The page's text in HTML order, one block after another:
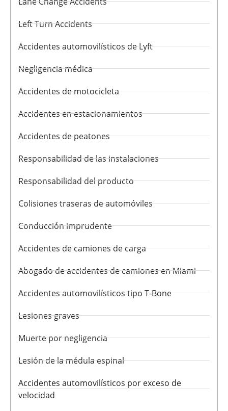
Left Turn Accidents
Accidentes automovilísticos de Lyft
Negligencia médica
Accidentes de motocicleta
Accidentes en estacionamientos
Accidentes de peatones
Responsabilidad de las instalaciones
Responsabilidad del producto
Colisiones traseras de automóviles
Conducción imprudente
Accidentes de camiones de carga
Abogado de accidentes de camiones en Miami
Accidentes automovilísticos tipo T-Bone
Lesiones graves
Muerte por negligencia
Lesión de la médula espinal
Accidentes automovilísticos por exceso de
velocidad